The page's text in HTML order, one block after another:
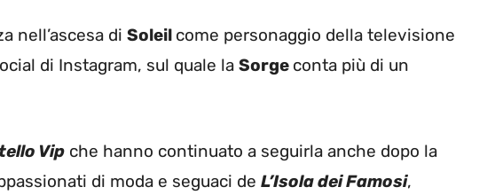
nell’ascesa di Soleil come personaggio della televisione
di Instagram, sul quale la Sorge conta più di un
Vip che hanno continuato a seguirla anche dopo la
di moda e seguaci de L’Isola dei Famosi,